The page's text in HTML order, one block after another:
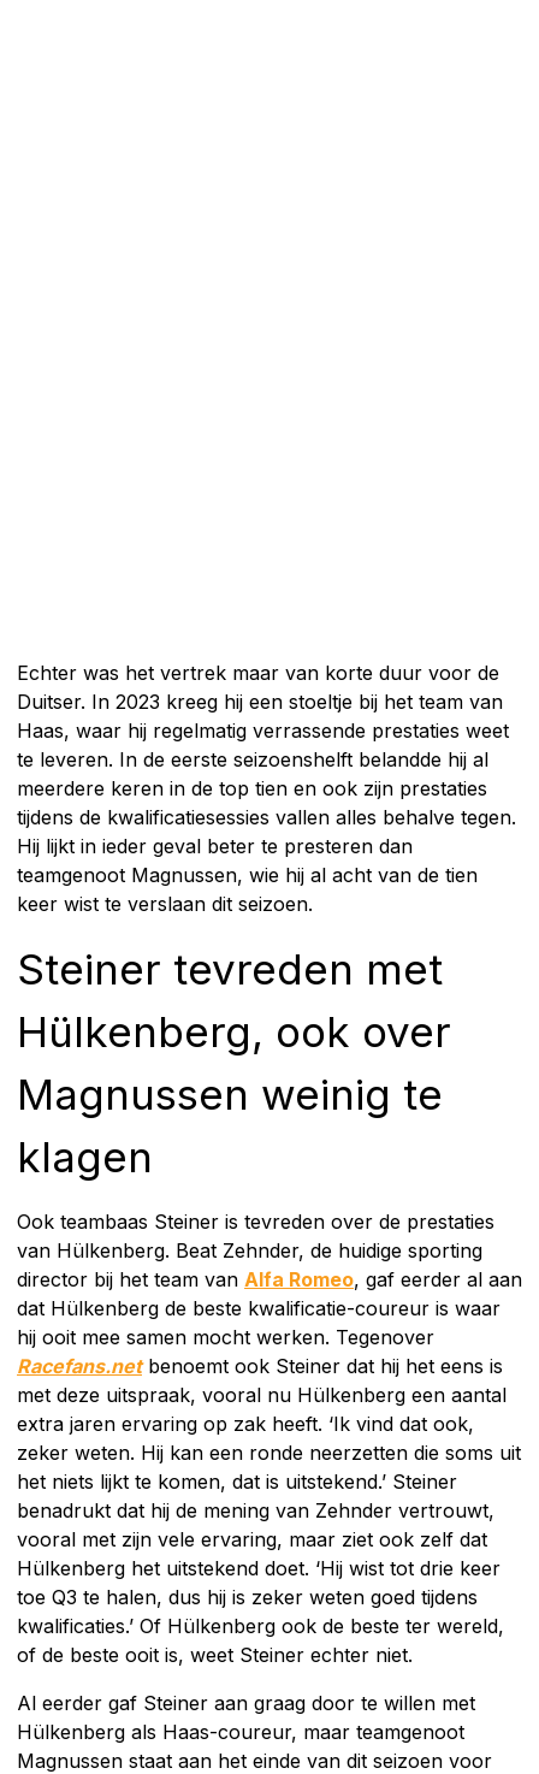
Echter was het vertrek maar van korte duur voor de
Duitser. In 2023 kreeg hij een stoeltje bij het team van
Haas, waar hij regelmatig verrassende prestaties weet
te leveren. In de eerste seizoenshelft belandde hij al
meerdere keren in de top tien en ook zijn prestaties
tijdens de kwalificatiesessies vallen alles behalve tegen.
Hij lijkt in ieder geval beter te presteren dan
teamgenoot Magnussen, wie hij al acht van de tien
keer wist te verslaan dit seizoen.
Steiner tevreden met
Hülkenberg, ook over
Magnussen weinig te
klagen
Ook teambaas Steiner is tevreden over de prestaties
van Hülkenberg. Beat Zehnder, de huidige sporting
director bij het team van Alfa Romeo, gaf eerder al aan
dat Hülkenberg de beste kwalificatie-coureur is waar
hij ooit mee samen mocht werken. Tegenover
Racefans.netbenoemt ook Steiner dat hij het eens is
met deze uitspraak, vooral nu Hülkenberg een aantal
extra jaren ervaring op zak heeft. ‘Ik vind dat ook,
zeker weten. Hij kan een ronde neerzetten die soms uit
het niets lijkt te komen, dat is uitstekend.’ Steiner
benadrukt dat hij de mening van Zehnder vertrouwt,
vooral met zijn vele ervaring, maar ziet ook zelf dat
Hülkenberg het uitstekend doet. ‘Hij wist tot drie keer
toe Q3 te halen, dus hij is zeker weten goed tijdens
kwalificaties.’ Of Hülkenberg ook de beste ter wereld,
of de beste ooit is, weet Steiner echter niet.
Al eerder gaf Steiner aan graag door te willen met
Hülkenberg als Haas-coureur, maar teamgenoot
Magnussen staat aan het einde van dit seizoen voor